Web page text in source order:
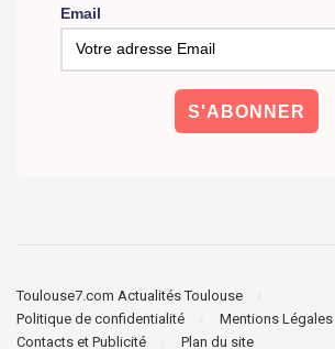
Email
Toulouse7.com Actualités Toulouse
Politique de confidentialité
Mentions Légales
Contacts et Publicité
Plan du site